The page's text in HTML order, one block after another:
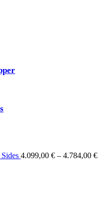
4.099,00 € – 4.784,00 €